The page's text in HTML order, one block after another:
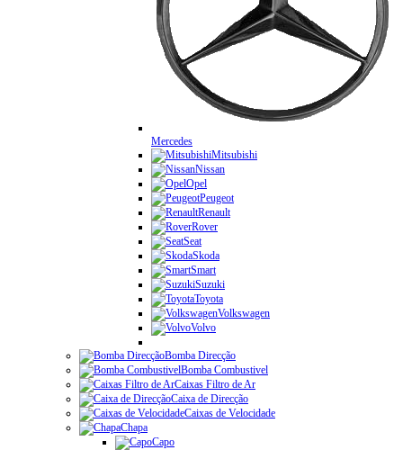
Mercedes
Mitsubishi
Nissan
Opel
Peugeot
Renault
Rover
Seat
Skoda
Smart
Suzuki
Toyota
Volkswagen
Volvo
Bomba Direcção
Bomba Combustivel
Caixas Filtro de Ar
Caixa de Direcção
Caixas de Velocidade
Chapa
Capo